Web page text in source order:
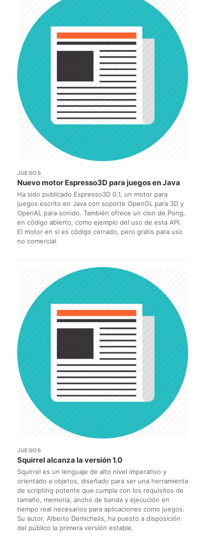
JUEGOS
Nuevo motor Espresso3D para juegos en Java
Ha sido publicado Espresso3D 0.1, un motor para
juegos escrito en Java con soporte OpenGL para 3D y
OpenAL para sonido. También ofrece un clon de Pong,
en código abierto, como ejemplo del uso de esta API.
El motor en sí es código cerrado, pero gratis para uso
no comercial.
JUEGOS
Squirrel alcanza la versión 1.0
Squirrel es un lenguaje de alto nivel imperativo y
orientado a objetos, diseñado para ser una herramienta
de scripting potente que cumpla con los requisitos de
tamaño, memoria, ancho de banda y ejecución en
tiempo real necesarios para aplicaciones como juegos.
Su autor, Alberto Demichelis, ha puesto a disposición
del público la primera versión estable.